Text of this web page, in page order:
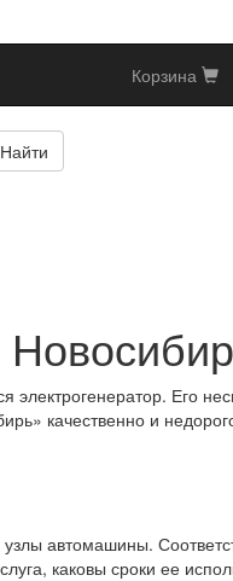
Корзина
Найти
Его
качественно и
автомашины.
каковы сроки ее